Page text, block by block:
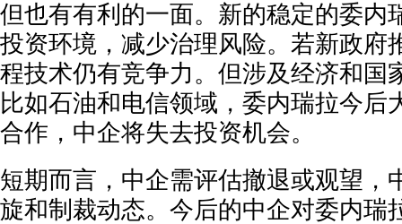
但也有有利的一面。新的稳定的委内
投资环境，减少治理风险。若新政府
程技术仍有竞争力。但涉及经济和国
比如石油和电信领域，委内瑞拉今后
合作，中企将失去投资机会。
短期而言，中企需评估撤退或观望，
旋和制裁动态。今后的中企对委内瑞